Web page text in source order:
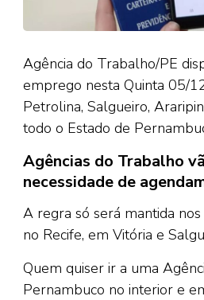
Agência do Trabalho/PE
emprego nesta Quinta 05/
Petrolina, Salgueiro,
todo o Estado de
Agências do Trabalho
necessidade de
A regra só será mantida nos
no Recife, em Vitória e
Quem quiser ir a uma
Pernambuco no interior e